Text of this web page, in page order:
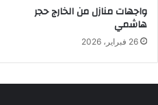
ي
ة
واجهات منازل من الخارج حجر
هاشمي
26 فبراير، 2026